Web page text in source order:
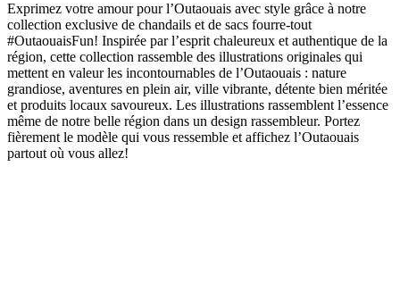
Exprimez votre amour pour l’Outaouais avec style grâce à notre
collection exclusive de chandails et de sacs fourre-tout
#OutaouaisFun! Inspirée par l’esprit chaleureux et authentique de la
région, cette collection rassemble des illustrations originales qui
mettent en valeur les incontournables de l’Outaouais : nature
grandiose, aventures en plein air, ville vibrante, détente bien méritée
et produits locaux savoureux. Les illustrations rassemblent l’essence
même de notre belle région dans un design rassembleur. Portez
fièrement le modèle qui vous ressemble et affichez l’Outaouais
partout où vous allez!